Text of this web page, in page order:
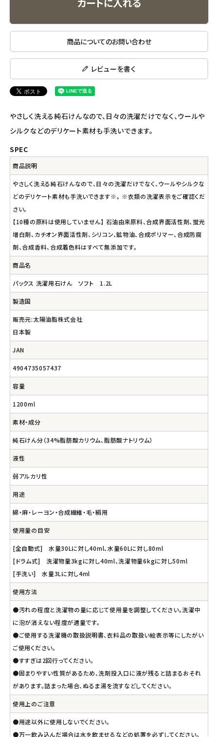
エコリュクス
エコメイト
ナチュラプラス
アルモニベルツ
コラム・スタッフのおすすめ
ご利用ガイド等
アカウント情報
ようこそ ゲスト 様
meeting_room ログイン person 会員登録
商品についてのお問い合わせ
レビューを書く
やさしく洗える純石けんなので、日々の洗濯だけでなく、ウールや
シルクなどのデリケート素材も手洗いできます。
SPEC
商品説明
やさしく洗える純石けんなので、日々の洗濯だけでなく、ウールやシルクな
どのデリケート素材も手洗いできます※。 ※衣類の洗濯表示をご確認くだ
さい。
【10種の原料は使用していません】 石油由来原料、合成界面活性剤、蛍光
増白剤、カチオン界面活性剤、シリコン、鉱物油、合成ポリマー、合成防腐
剤、合成香料、合成着色料はすべて無添加です。
商品名
パックス 洗濯用石けん ソフト 1.2L
製造国
販売元:太陽油脂株式会社
日本製
JAN
4904735057437
容量
1200ml
素材・成分
純石けん分（34%脂肪酸カリウム、脂肪酸ナトリウム）
液性
弱アルカリ性
用途
綿・麻・レーヨン・合成繊維・毛・絹用
使用量の目安
[全自動式] 水量30Lに対し40ml、水量60Lに対し80ml
[ドラム式] 洗濯物量3kgに対し40ml、洗濯物量6kgに対し50ml
[手洗い] 水量3Lに対し4ml
使用方法
●汚れの程度と洗濯物の量に応じて使用量を調整してください。洗濯中
に泡が消えない程度が適量です。
●ご使用する洗濯機の取扱説明書、衣料品の取扱い絵表示等にしたがい
ご使用ください。
●すすぎは2回行ってください。
●固まりやすい性質があるため、洗剤投入口に液が残ると詰まるおそれ
があります。詰まった場合、ぬるま湯を流すなどしてください。
使用上のご注意
●用途以外に使用しないでください。
●万一飲み込んだ場合は水を飲ませるなどの処置を必ずしてください。